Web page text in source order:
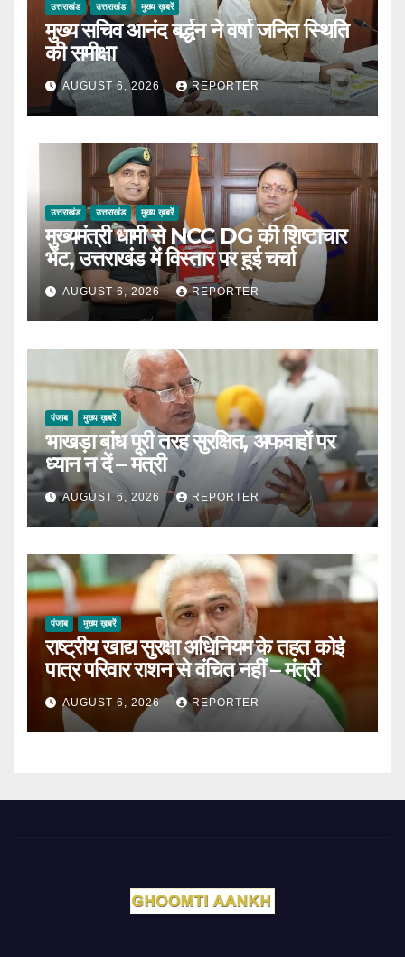
उत्तराखंड उत्तराखंड मुख्य ख़बरें
मुख्य सचिव आनंद बर्द्धन ने वर्षा जनित स्थिति
की समीक्षा
AUGUST 6, 2026 REPORTER
उत्तराखंड उत्तराखंड मुख्य ख़बरें
मुख्यमंत्री धामी से NCC DG की शिष्टाचार
भेंट, उत्तराखंड में विस्तार पर हुई चर्चा
AUGUST 6, 2026 REPORTER
पंजाब मुख्य ख़बरें
भाखड़ा बांध पूरी तरह सुरक्षित, अफवाहों पर
ध्यान न दें – मंत्री
AUGUST 6, 2026 REPORTER
पंजाब मुख्य ख़बरें
राष्ट्रीय खाद्य सुरक्षा अधिनियम के तहत कोई
पात्र परिवार राशन से वंचित नहीं – मंत्री
AUGUST 6, 2026 REPORTER